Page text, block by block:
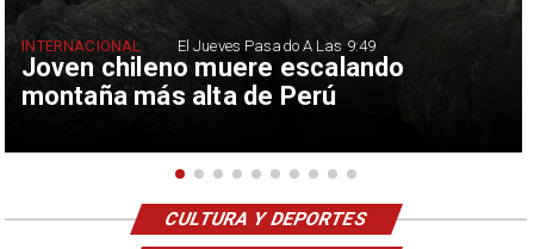
Joven chileno muere escalando
montaña más alta de Perú
INTERNACIONAL El Jueves Pasado A Las 9:49
CULTURA Y DEPORTES